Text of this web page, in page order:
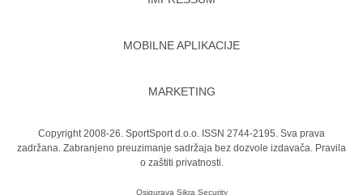
MOBILNE APLIKACIJE
MARKETING
Copyright 2008-26. SportSport d.o.o. ISSN 2744-2195. Sva prava
zadržana. Zabranjeno preuzimanje sadržaja bez dozvole izdavača. Pravila
o zaštiti privatnosti.
Osigurava Sikra Security